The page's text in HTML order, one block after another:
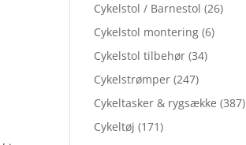
Cykelstol / Barnestol (26)
Cykelstol montering (6)
Cykelstol tilbehør (34)
Cykelstrømper (247)
Cykeltasker & rygsække (387)
Cykeltøj (171)